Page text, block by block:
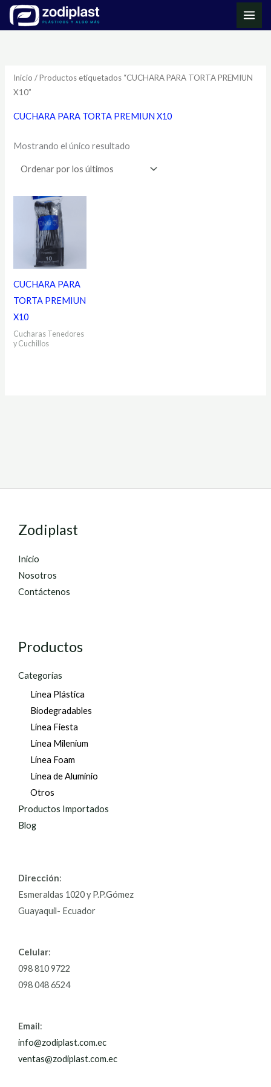
Inicio / Productos etiquetados “CUCHARA PARA TORTA PREMIUN
X10”
CUCHARA PARA TORTA PREMIUN X10
Mostrando el único resultado
CUCHARA PARA
TORTA PREMIUN
X10
Cucharas Tenedores
y Cuchillos
Zodiplast
Inicio
Nosotros
Contáctenos
Productos
Categorías
Línea Plástica
Biodegradables
Línea Fiesta
Línea Milenium
Línea Foam
Línea de Aluminio
Otros
Productos Importados
Blog
Dirección:
Esmeraldas 1020 y P.P.Gómez
Guayaquil- Ecuador
Celular:
098 810 9722
098 048 6524
Email:
info@zodiplast.com.ec
ventas@zodiplast.com.ec